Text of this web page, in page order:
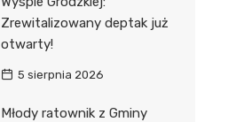
Zrewitalizowany deptak już
otwarty!
5 sierpnia 2026
Młody ratownik z Gminy